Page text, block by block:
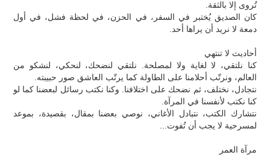
تُروى إلا بالثقة.
كان الصديق يُختبر في السفر، في الحزن، في لحظة فشل، في أول
دمعة لا نريد أن يراها أحد.
أحاديث لا تنتهي
كنا نلتقي، لا لغاية ولا لمصلحة. نلتقي لنضحك، لنحكي، لنشكو من
العالم، ونرتّب أحلامنا على الطاولة كما يرتّب العاشق صور حبيبته.
نتجادل، نختلف، ثم نضحك على اختلافنا. وكنا نكتب رسائل لبعضنا كما لو
كنا نكتب لأنفسنا في المرآة.
نتشارك الكتب، نتبادل الأغاني، نوصي بعضنا بمقال، بقصيدة، بموعد
لمسرحية لا يجب أن تُفوت...
مرآة العمر